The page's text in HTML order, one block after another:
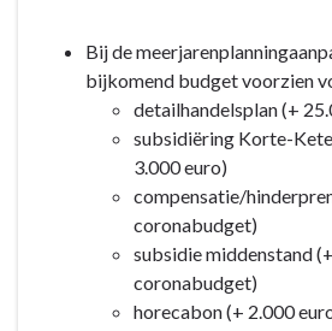
Bij de
bijkomend budget voorzien
detailhandelsplan (+
subsidiëring Korte-
3.000 euro)
compensatie/
coronabudget)
subsidie middenstand
coronabudget)
horecabon (+ 2.000